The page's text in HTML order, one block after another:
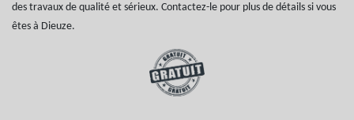
des travaux de qualité et sérieux. Contactez-le pour plus de détails si vous
êtes à Dieuze.